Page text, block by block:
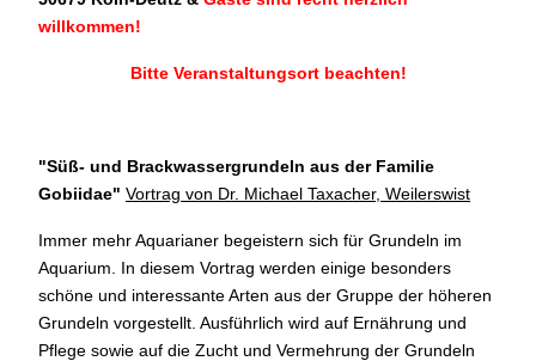
willkommen!
Bitte Veranstaltungsort beachten!
"Süß- und Brackwassergrundeln aus der Familie
Gobiidae" Vortrag von Dr. Michael Taxacher, Weilerswist
Immer mehr Aquarianer begeistern sich für Grundeln im
Aquarium. In diesem Vortrag werden einige besonders
schöne und interessante Arten aus der Gruppe der höheren
Grundeln vorgestellt. Ausführlich wird auf Ernährung und
Pflege sowie auf die Zucht und Vermehrung der Grundeln